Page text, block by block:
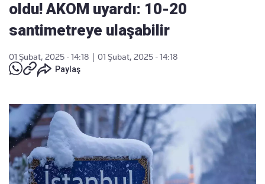
oldu! AKOM uyardı: 10-20
santimetreye ulaşabilir
01 Şubat, 2025 - 14:18
01 Şubat, 2025 - 14:18
Paylaş